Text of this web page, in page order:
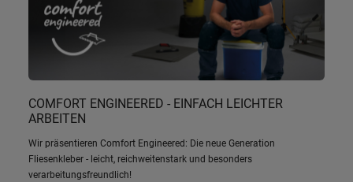
COMFORT ENGINEERED - EINFACH LEICHTER
ARBEITEN
Wir präsentieren Comfort Engineered: Die neue Generation
Fliesenkleber - leicht, reichweitenstark und besonders
verarbeitungsfreundlich!